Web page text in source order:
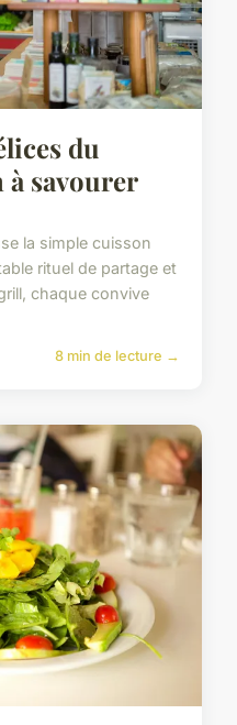
du
à savourer
la simple cuisson
rituel de partage et
chaque convive
8 min de lecture →